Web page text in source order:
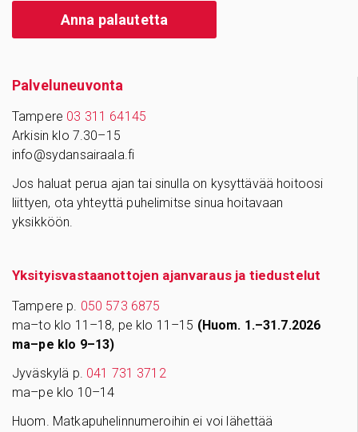
Anna palautetta
Palve­lu­neu­vonta
Tampere 03 311 64145
Arkisin klo 7.30–15
info@sydansairaala.fi
Jos haluat perua ajan tai sinulla on kysyttävää hoitoosi
liittyen, ota yhteyttä puhelimitse sinua hoitavaan
yksikköön.
Yksityisvastaanottojen ajanvaraus ja tiedustelut
Tampere p. 050 573 6875
ma–to klo 11–18, pe klo 11–15 (Huom. 1.–31.7.2026
ma–pe klo 9–13)
Jyväskylä p. 041 731 3712
ma–pe klo 10–14
Huom. Matkapuhelinnumeroihin ei voi lähettää